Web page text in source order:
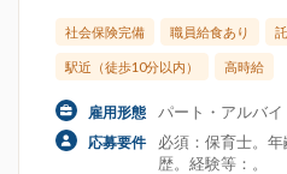
社会保険完備 職員給食あり
駅近（徒歩10分以内） 高時給
雇用形態 パート・アルバイ
応募要件
必須：保育士。
歴。経験等：。